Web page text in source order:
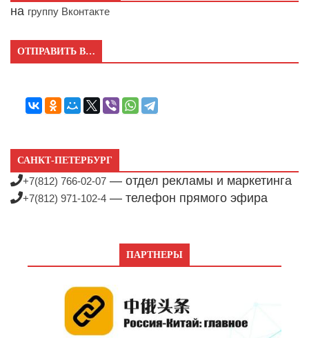
на группу Вконтакте
ОТПРАВИТЬ В…
САНКТ-ПЕТЕРБУРГ
+7(812) 766-02-07 — отдел рекламы и маркетинга
+7(812) 971-102-4 — телефон прямого эфира
ПАРТНЕРЫ